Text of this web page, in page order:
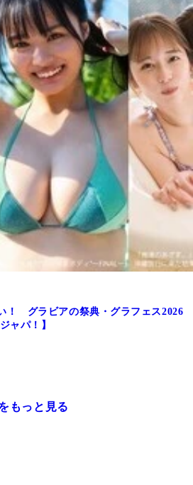
！ グラビアの祭典・グラフェス2026
ャパ！】
もっと見る